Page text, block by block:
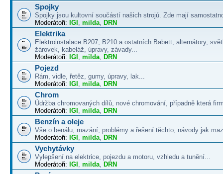
Spojky
Spojky jsou kultovní součástí našich strojů. Zde mají
Moderátoři: IGI , milda, DRN
Elektrika
Elektroinstalace B207, B210 a ostatních Babett, alternátory,
žárovek, kabeláž, úpravy, závady...
Moderátoři: IGI , milda, DRN
Pojezd
Rám, vidle, řetěz, gumy, úpravy, lak...
Moderátoři: IGI , milda, DRN
Chrom
Údržba chromovaných dílů, nové chromování, případně která
Moderátoři: IGI , milda, DRN
Benzín a oleje
Vše o benálu, mazání, problémy a řešení těchto, návody jak
Moderátoři: IGI , milda, DRN
Vychytávky
Vylepšení na elektrice, pojezdu a motoru, vzhledu a tunění...
Moderátoři: IGI , milda, DRN